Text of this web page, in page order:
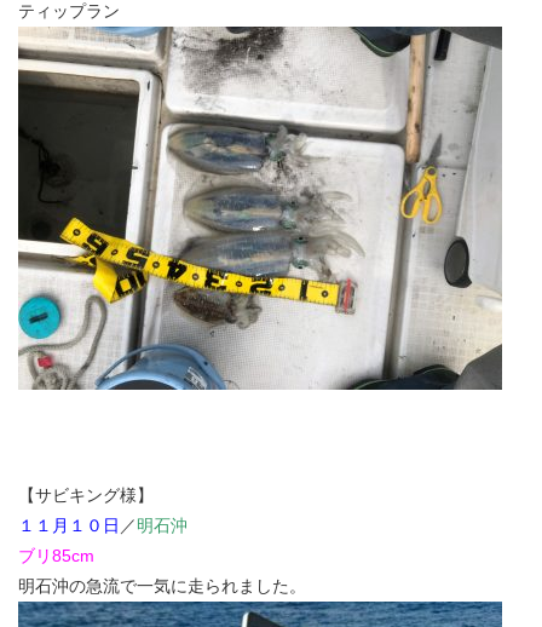
ティップラン
【サビキング様】
１１月１０日 ／明石沖
ブリ85cm
明石沖の急流で一気に走られました。